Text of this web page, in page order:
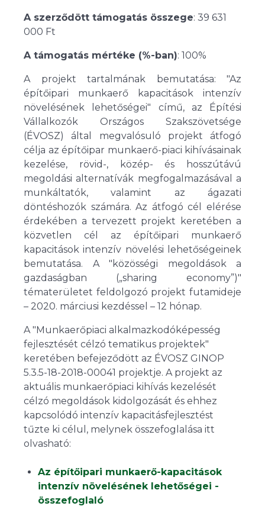
A szerződött támogatás összege: 39 631
000 Ft
A támogatás mértéke (%-ban): 100%
A projekt tartalmának bemutatása: "Az
építőipari munkaerő kapacitások intenzív
növelésének lehetőségei" című, az Építési
Vállalkozók Országos Szakszövetsége
(ÉVOSZ) által megvalósuló projekt átfogó
célja az építőipar munkaerő-piaci kihívásainak
kezelése, rövid-, közép- és hosszútávú
megoldási alternatívák megfogalmazásával a
munkáltatók, valamint az ágazati
döntéshozók számára. Az átfogó cél elérése
érdekében a tervezett projekt keretében a
közvetlen cél az építőipari munkaerő
kapacitások intenzív növelési lehetőségeinek
bemutatása. A "közösségi megoldások a
gazdaságban („sharing economy”)"
tématerületet feldolgozó projekt futamideje
– 2020. márciusi kezdéssel – 12 hónap.
A "Munkaerőpiaci alkalmazkodóképesség
fejlesztését célzó tematikus projektek"
keretében befejeződött az ÉVOSZ GINOP
5.3.5-18-2018-00041 projektje. A projekt az
aktuális munkaerőpiaci kihívás kezelését
célzó megoldások kidolgozását és ehhez
kapcsolódó intenzív kapacitásfejlesztést
tűzte ki célul, melynek összefoglalása itt
olvasható:
Az építőipari munkaerő-kapacitások
intenzív növelésének lehetőségei -
összefoglaló